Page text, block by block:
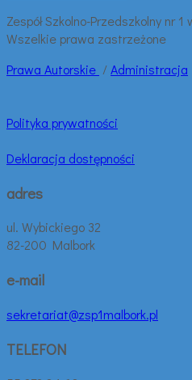
Zespół Szkolno-Przedszkolny nr
Wszelkie prawa zastrzeżone
Prawa Autorskie /Administracja
Polityka prywatności
Deklaracja dostępności
adres
ul. Wybickiego 32
82-200 Malbork
e-mail
sekretariat@zsp1malbork.pl
TELEFON